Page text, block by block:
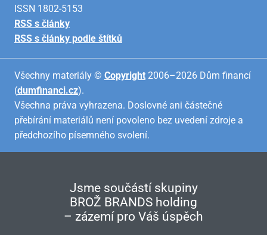
ISSN 1802-5153
RSS s články
RSS s články podle štítků
Všechny materiály © Copyright 2006–2026 Dům financí
(dumfinanci.cz).
Všechna práva vyhrazena. Doslovné ani částečné
přebírání materiálů není povoleno bez uvedení zdroje a
předchozího písemného svolení.
Jsme součástí skupiny
BROŽ BRANDS holding
– zázemí pro Váš úspěch